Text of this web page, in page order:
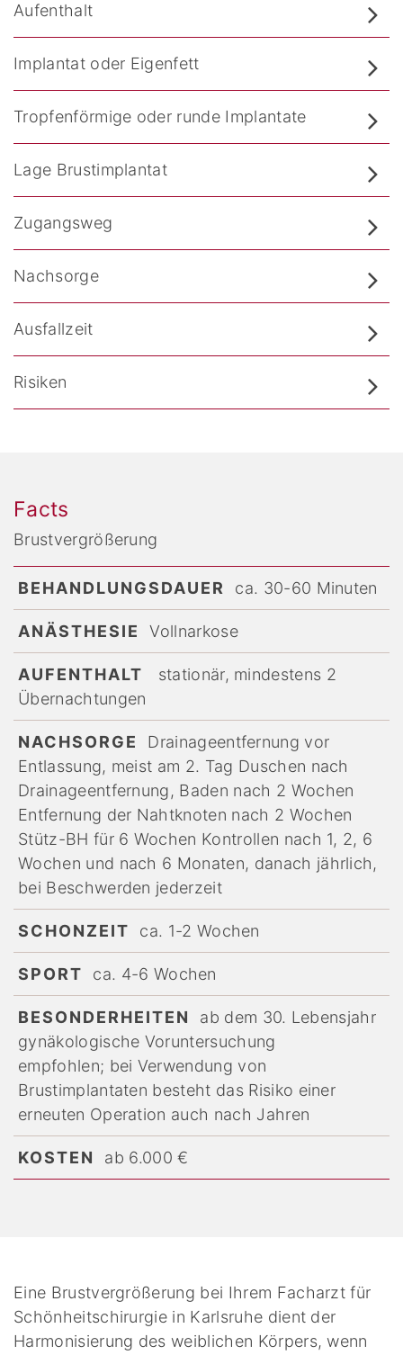
Aufenthalt
Implantat oder Eigenfett
Tropfenförmige oder runde Implantate
Lage Brustimplantat
Zugangsweg
Nachsorge
Ausfallzeit
Risiken
Facts
Brustvergrößerung
BEHANDLUNGSDAUER ca. 30-60 Minuten
ANÄSTHESIE Vollnarkose
AUFENTHALT
stationär, mindestens 2
Übernachtungen
NACHSORGE
Drainageentfernung vor
Entlassung, meist am 2. Tag Duschen nach
Drainageentfernung, Baden nach 2 Wochen
Entfernung der Nahtknoten nach 2 Wochen
Stütz-BH für 6 Wochen Kontrollen nach 1, 2, 6
Wochen und nach 6 Monaten, danach jährlich,
bei Beschwerden jederzeit
SCHONZEIT ca. 1-2 Wochen
SPORT ca. 4-6 Wochen
BESONDERHEITEN
ab dem 30. Lebensjahr
gynäkologische Voruntersuchung
empfohlen; bei Verwendung von
Brustimplantaten besteht das Risiko einer
erneuten Operation auch nach Jahren
KOSTEN ab 6.000 €
Eine Brustvergrößerung bei Ihrem Facharzt für
Schönheitschirurgie in Karlsruhe dient der
Harmonisierung des weiblichen Körpers, wenn